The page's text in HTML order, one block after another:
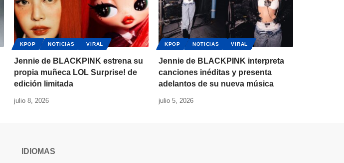
KPOP NOTICIAS VIRAL
Jennie de BLACKPINK estrena su
propia muñeca LOL Surprise! de
edición limitada
julio 8, 2026
KPOP NOTICIAS VIRAL
Jennie de BLACKPINK interpreta
canciones inéditas y presenta
adelantos de su nueva música
julio 5, 2026
IDIOMAS